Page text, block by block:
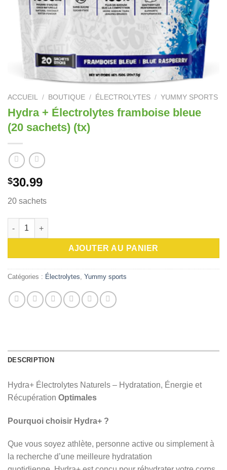
ACCUEIL / BOUTIQUE / ÉLECTROLYTES / YUMMY SPORTS
Hydra + Électrolytes framboise bleue
(20 sachets) (tx)
$30.99
20 sachets
quantité de Hydra + Électrolytes framboise bleue (20 sachets)
AJOUTER AU PANIER
Catégories : Électrolytes Yummy sports
DESCRIPTION
Hydra+ Électrolytes Naturels – Hydratation, Énergie et
Récupération Optimales
Pourquoi choisir Hydra+ ?
Que vous soyez athlète, personne active ou simplement à
la recherche d’une meilleure hydratation